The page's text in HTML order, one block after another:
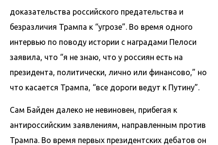
доказательства российского предательства и
безразличия Трампа к “угрозе”. Во время одного
интервью по поводу истории с наградами Пелоси
заявила, что “я не знаю, что у россиян есть на
президента, политически, лично или финансово,” но
что касается Трампа, “все дороги ведут к Путину”.
Сам Байден далеко не невиновен, прибегая к
антироссийским заявлениям, направленным против
Трампа. Во время первых президентских дебатов он